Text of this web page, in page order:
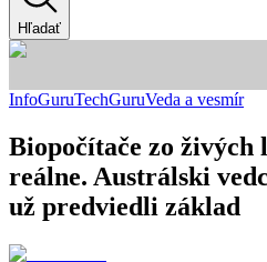
Hľadať
InfoGuruTechGuruVeda a vesmír
Biopočítače zo živých
reálne. Austrálski
už predviedli základ